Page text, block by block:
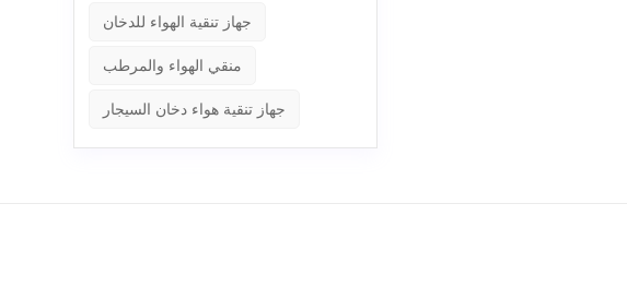
جهاز تنقية الهواء للدخان
منقي الهواء والمرطب
جهاز تنقية هواء دخان السيجار